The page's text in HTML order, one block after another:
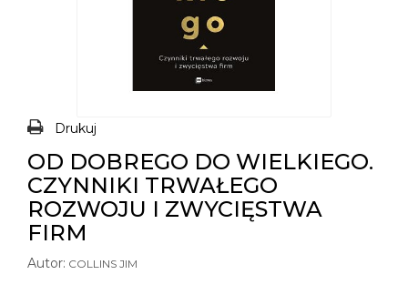
Drukuj
OD DOBREGO DO WIELKIEGO.
CZYNNIKI TRWAŁEGO
ROZWOJU I ZWYCIĘSTWA
FIRM
Autor: COLLINS JIM